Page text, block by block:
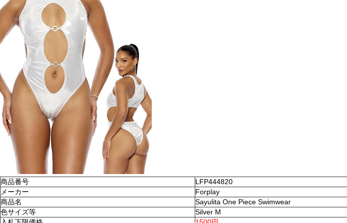
商品番号
LFP444820
メーカー
Forplay
商品名
Sayulita One Piece Swimwear
色サイズ等
Silver M